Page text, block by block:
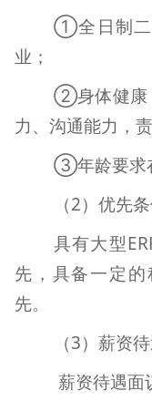
①全日制二
业；
②身体健康
力、沟通能力，
③年龄要求
（2）优先
具有大型
先，具备一定
先。
（3）薪资
薪资待遇面